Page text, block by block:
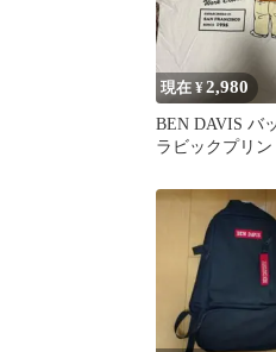
現在 ¥2,980
BEN DAVIS バ
ラビックプリ